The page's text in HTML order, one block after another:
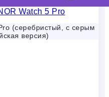
(серебристый, с серым
версия)